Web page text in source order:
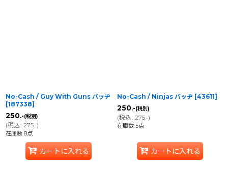
No-Cash / Guy With Guns バッヂ
[187338]
250.-(税別)
(税込: 275.-)
在庫数 8点
カートに入れる
No-Cash / Ninjas バッヂ [43611]
250.-(税別)
(税込: 275.-)
在庫数 5点
カートに入れる